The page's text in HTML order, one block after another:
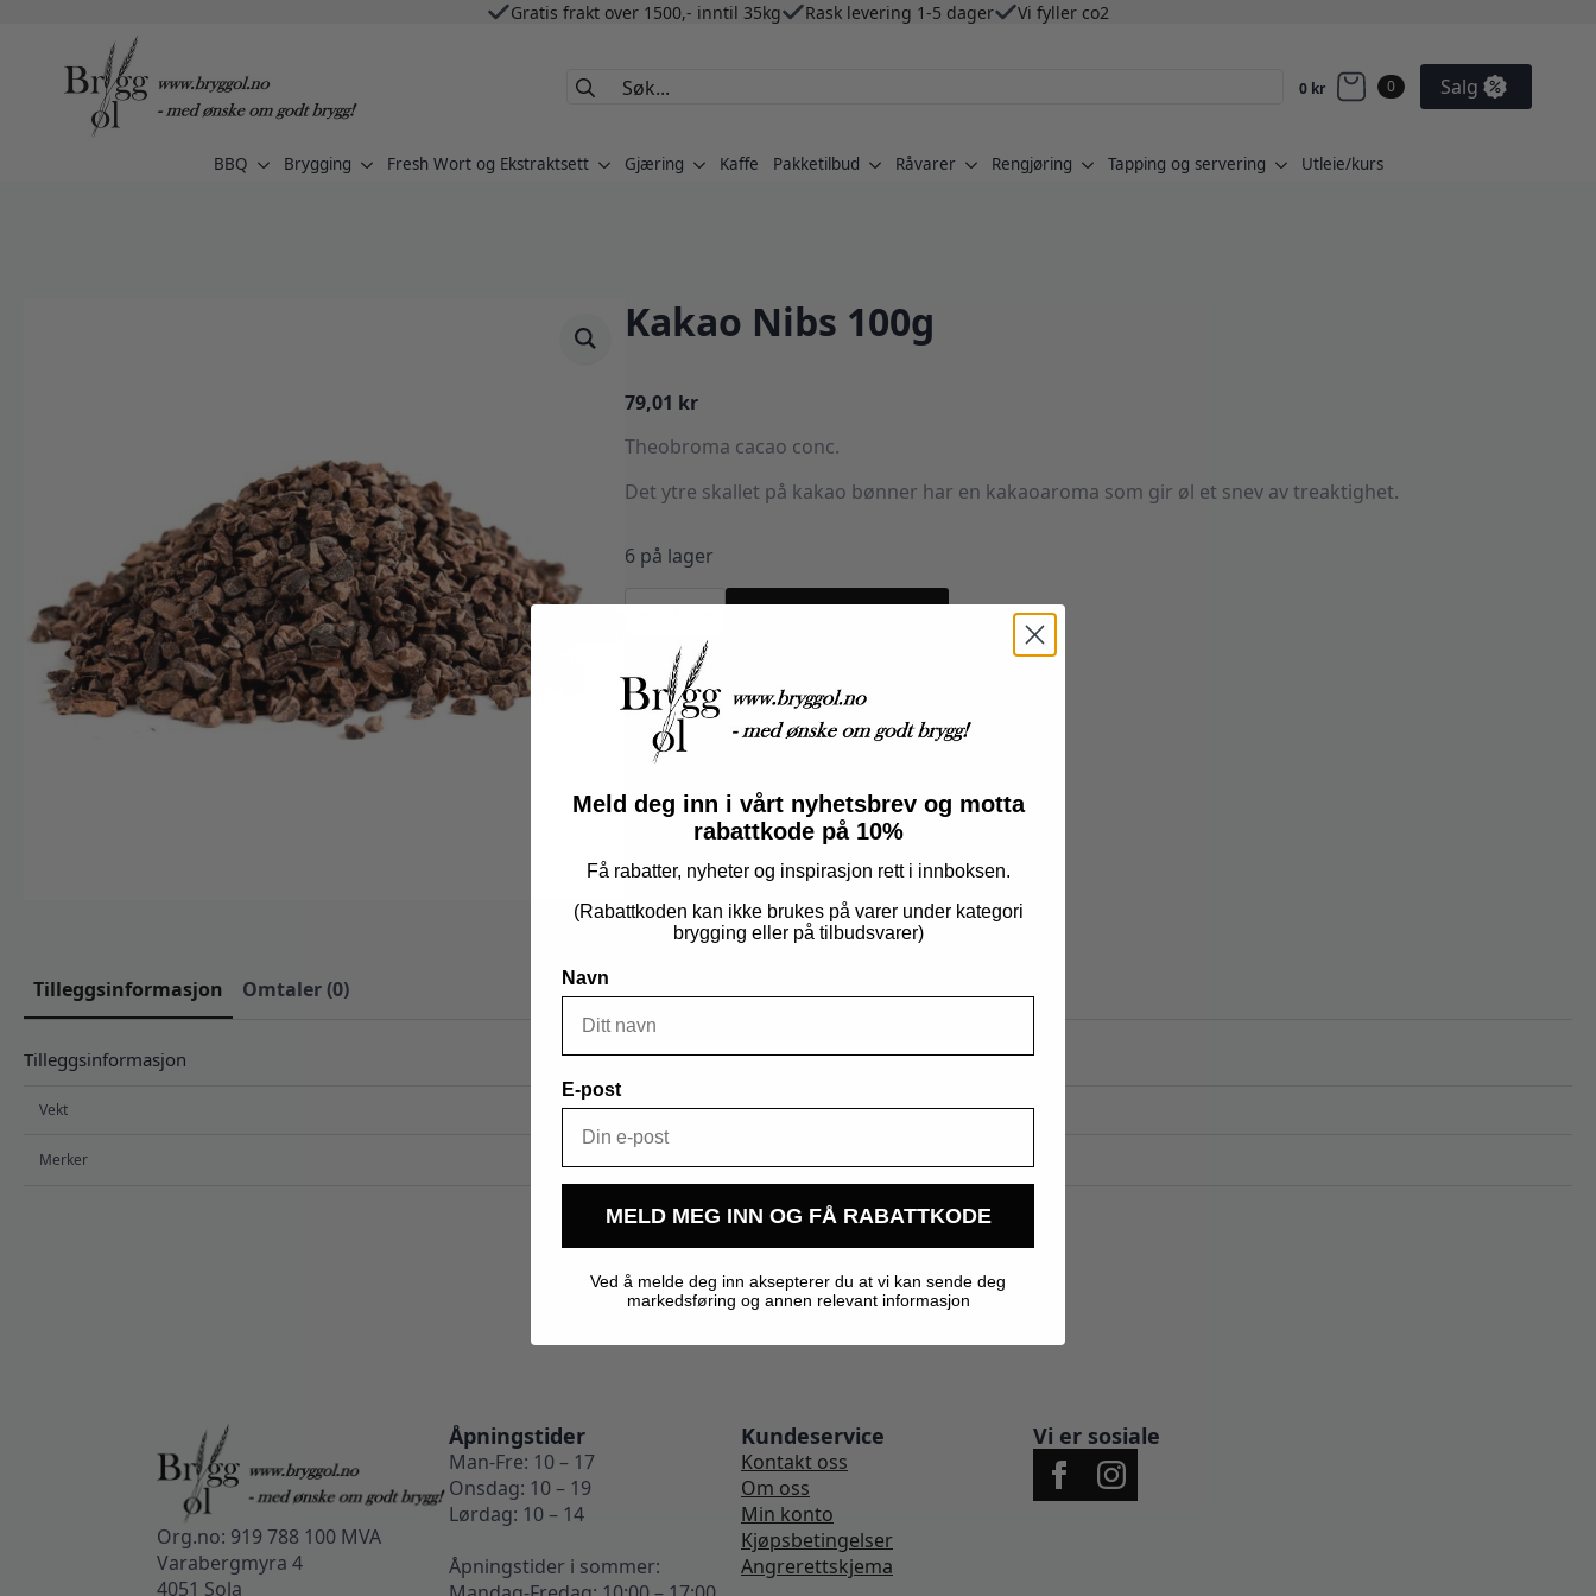
Gratis frakt over 1500,- inntil 35kg Rask levering 1-5 dager Vi fyller co2
Search
0 kr 0 Salg
BBQ Brygging Fresh Wort og Ekstraktsett Gjæring Kaffe Pakketilbud Råvarer Rengjøring Tapping og servering Utleie/kurs
Kakao Nibs 100g
79,01 kr
Theobroma cacao conc.
Det ytre skallet på kakao bønner har en kakaoaroma som gir øl et snev av treaktighet.
6 på lager
Nibs
Produktnummer:
Tilleggsinformasjon Omtaler (0)
Tilleggsinformasjon
Vekt 0,200 kg
Merker
Org.no: 919 788 100 MVA
Varabergmyra 4
4051 Sola
Åpningstider
Man-Fre: 10 – 17
Onsdag: 10 – 19
Lørdag: 10 – 14
Åpningstider i sommer:
Kundeservice
Kontakt oss
Om oss
Min konto
Kjøpsbetingelser
Angrerettskjema
Vi er sosiale
Meld deg inn i vårt nyhetsbrev og motta
rabattkode på 10%
Få rabatter, nyheter og inspirasjon rett i innboksen.
(Rabattkoden kan ikke brukes på varer under kategori
brygging eller på tilbudsvarer)
Navn
E-post
MELD MEG INN OG FÅ RABATTKODE
Ved å melde deg inn aksepterer du at vi kan sende deg
markedsføring og annen relevant informasjon